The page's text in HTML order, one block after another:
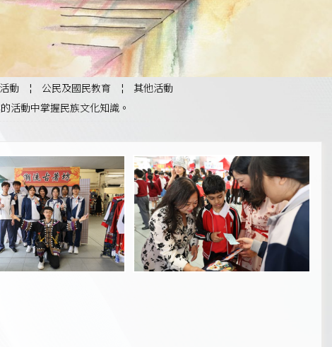
動 ¦ 公民及國民教育 ¦
其他活動
活動中掌握民族文化知識。